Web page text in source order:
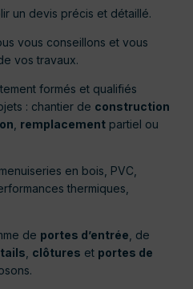
un devis précis et détaillé.
vous conseillons et vous
vos travaux.
formés et qualifiés
: chantier de construction
remplacement partiel ou
en bois, PVC,
thermiques,
de portes d’entrée , de
clôtures et portes de